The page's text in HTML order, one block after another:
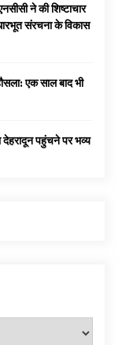
ने की शिष्टाचार
संरचना के विकास
एक साल बाद भी
पहुंचने पर भव्य